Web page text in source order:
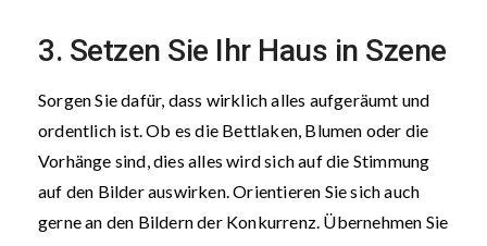
3. Setzen Sie Ihr Haus in Szene
Sorgen Sie dafür, dass wirklich alles aufgeräumt und
ordentlich ist. Ob es die Bettlaken, Blumen oder die
Vorhänge sind, dies alles wird sich auf die Stimmung
auf den Bilder auswirken. Orientieren Sie sich auch
gerne an den Bildern der Konkurrenz. Übernehmen Sie